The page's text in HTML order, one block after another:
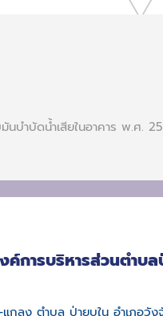
บำบัดน้ำเสียในอาคาร พ.ศ.
ค์การบริหารส่วนตำบล
ลง ตำบล ป่ายุบใน อำเภอวัง